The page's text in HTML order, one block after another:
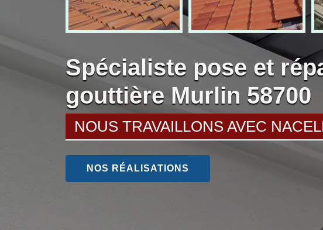
Spécialiste pose et
gouttière Murlin 58700
NOUS TRAVAILLONS AVEC
NOS RÉALISATIONS